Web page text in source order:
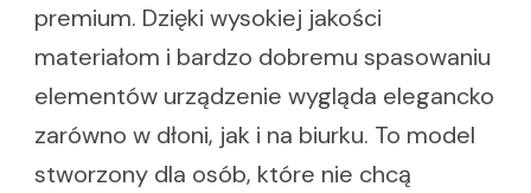
premium. Dzięki wysokiej jakości
materiałom i bardzo dobremu spasowaniu
elementów urządzenie wygląda elegancko
zarówno w dłoni, jak i na biurku. To model
stworzony dla osób, które nie chcą